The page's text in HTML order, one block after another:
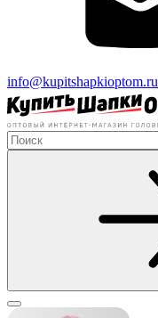
info@kupitshapkioptom.ru